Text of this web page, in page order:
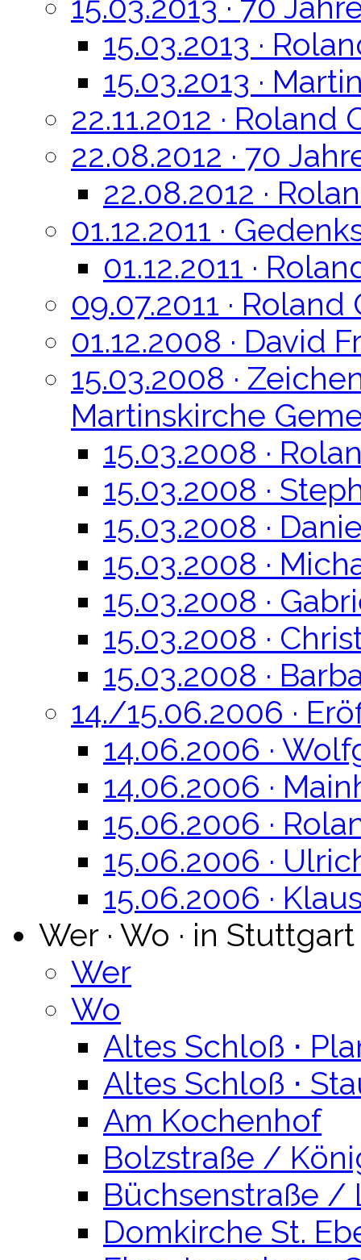
15.03.2013 ·
15.03.2013 ·
22.11.2012 · Roland
22.08.2012 · 70
22.08.2012 ·
01.12.2011 ·
01.12.2011 ·
09.07.2011 ·
01.12.2008 · David
15.03.2008 ·
Martinskirche
15.03.2008 ·
15.03.2008 ·
15.03.2008 ·
15.03.2008 ·
15.03.2008 ·
15.03.2008 ·
15.03.2008 ·
14./15.06.2006 ·
14.06.2006 ·
14.06.2006 ·
15.06.2006 ·
15.06.2006 ·
15.06.2006 ·
Wer · Wo · in Stuttgart
Wer
Wo
Altes Schloß ⋅
Altes Schloß ⋅
Am Kochenhof
Bolzstraße /
Büchsenstraße /
Domkirche St.